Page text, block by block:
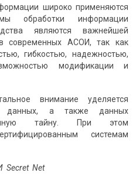
широко применяются
обработки информации
являются важнейшей
современных АСОИ, так как
гибкостью, надежностью,
модификации и
внимание уделяется
данных, а также данных
тайну. При этом
системам
Secret Net